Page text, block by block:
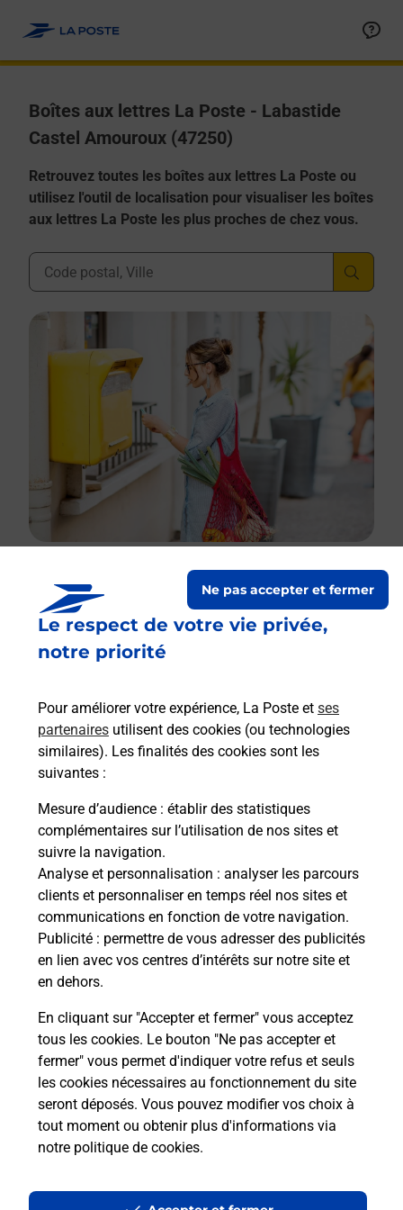
Le respect de votre vie privée,
notre priorité
Pour améliorer votre expérience, La Poste et ses
partenaires utilisent des cookies (ou technologies
similaires). Les finalités des cookies sont les
suivantes :
Mesure d’audience : établir des statistiques
complémentaires sur l’utilisation de nos sites et
suivre la navigation.
Analyse et personnalisation : analyser les parcours
clients et personnaliser en temps réel nos sites et
communications en fonction de votre navigation.
Publicité : permettre de vous adresser des publicités
en lien avec vos centres d’intérêts sur notre site et
en dehors.
En cliquant sur "Accepter et fermer" vous acceptez
tous les cookies. Le bouton "Ne pas accepter et
fermer" vous permet d'indiquer votre refus et seuls
les cookies nécessaires au fonctionnement du site
seront déposés. Vous pouvez modifier vos choix à
tout moment ou obtenir plus d'informations via
notre politique de cookies.
Ne pas accepter et fermer
Boîtes aux lettres La Poste - Labastide
Castel Amouroux (47250)
Retrouvez toutes les boîtes aux lettres La Poste ou
utilisez l'outil de localisation pour visualiser les boîtes
aux lettres La Poste les plus proches de chez vous.
Ville, Département, Code Postal
Boîte aux lettres La Poste
Collecte du courrier aujourd'hui à
137 Chemin De Ronde De Veyries
Labastide Castel Amouroux
Itinéraire
Le lien s'ouvre dans un nouvel onglet
Boîte aux lettres La Poste
Collecte du courrier aujourd'hui à 08h30
576 Route De Saint Geny
47250
Labastide Castel Amouroux
Itinéraire
Le lien s'ouvre dans un nouvel onglet
Localiser Liste Boîtes aux lettres
Lot-et-Garonne
Labastide Castel Amouroux